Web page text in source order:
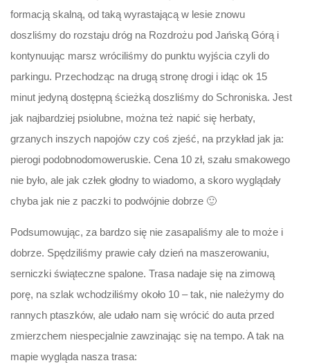
formacją skalną, od taką wyrastającą w lesie znowu
doszliśmy do rozstaju dróg na Rozdrożu pod Jańską Górą i
kontynuując marsz wróciliśmy do punktu wyjścia czyli do
parkingu. Przechodząc na drugą stronę drogi i idąc ok 15
minut jedyną dostępną ścieżką doszliśmy do Schroniska. Jest
jak najbardziej psiolubne, można też napić się herbaty,
grzanych inszych napojów czy coś zjeść, na przykład jak ja:
pierogi podobnodomoweruskie. Cena 10 zł, szału smakowego
nie było, ale jak człek głodny to wiadomo, a skoro wyglądały
chyba jak nie z paczki to podwójnie dobrze 🙂
Podsumowując, za bardzo się nie zasapaliśmy ale to może i
dobrze. Spędziliśmy prawie cały dzień na maszerowaniu,
serniczki świąteczne spalone. Trasa nadaje się na zimową
porę, na szlak wchodziliśmy około 10 – tak, nie należymy do
rannych ptaszków, ale udało nam się wrócić do auta przed
zmierzchem niespecjalnie zawzinając się na tempo. A tak na
mapie wygląda nasza trasa: